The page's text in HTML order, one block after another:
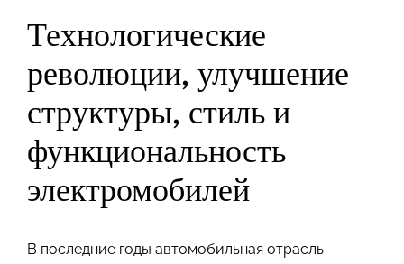
Технологические
революции, улучшение
структуры, стиль и
функциональность
электромобилей
В последние годы автомобильная отрасль